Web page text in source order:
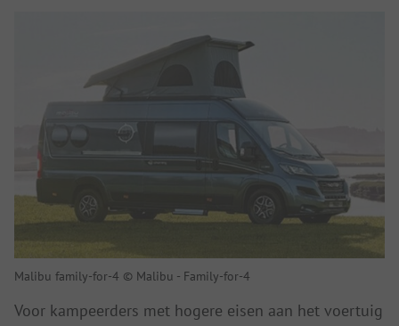
Malibu family-for-4 © Malibu - Family-for-4
Voor kampeerders met hogere eisen aan het voertuig